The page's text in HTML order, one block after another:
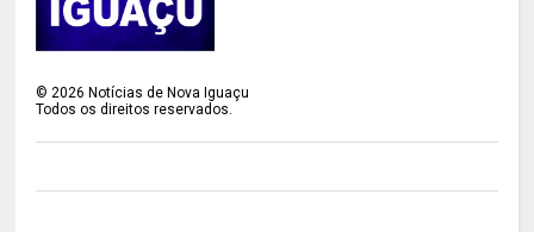
©2026 Notícias de Nova Iguaçu
Todos os direitos reservados.